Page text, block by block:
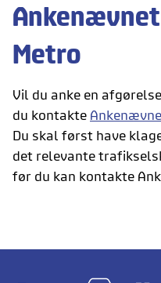
Ankenævnet
Metro
Vil du anke en
du kontakte
Du skal først have
det relevante
før du kan kontakte